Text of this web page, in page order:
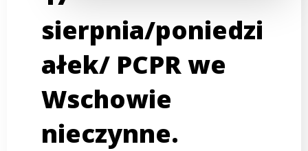
sierpnia/poniedzi
ałek/ PCPR we
Wschowie
nieczynne.